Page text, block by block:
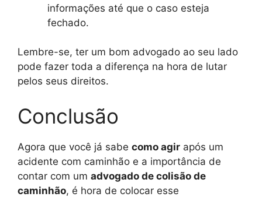
informações até que o caso esteja
fechado.
Lembre-se, ter um bom advogado ao seu lado
pode fazer toda a diferença na hora de lutar
pelos seus direitos.
Conclusão
Agora que você já sabe como agir após um
acidente com caminhão e a importância de
contar com um advogado de colisão de
caminhão, é hora de colocar esse